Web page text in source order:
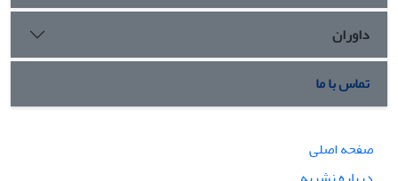
داوران
تماس با ما
صفحه اصلی